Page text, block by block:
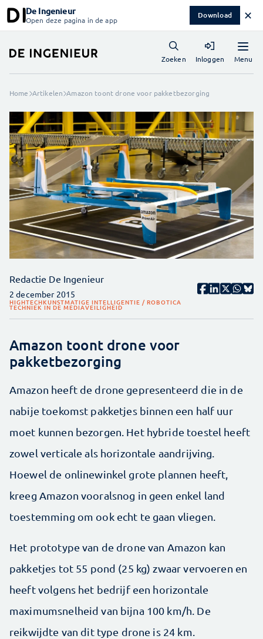
De Ingenieur
Open deze pagina in de app Download ✕
Menu
Zoeken Inloggen
Home Artikelen Amazon toont drone voor pakketbezorging
Redactie De Ingenieur
2 december 2015
HIGHTECHKUNSTMATIGE INTELLIGENTIE / ROBOTICA
TECHNIEK IN DE MEDIAVEILIGHEID
Amazon toont drone voor
pakketbezorging
Amazon heeft de drone gepresenteerd die in de
nabije toekomst pakketjes binnen een half uur
moet kunnen bezorgen. Het hybride toestel heeft
zowel verticale als horizontale aandrijving.
Hoewel de onlinewinkel grote plannen heeft,
kreeg Amazon vooralsnog in geen enkel land
toestemming om ook echt te gaan vliegen.
Het prototype van de drone van Amazon kan
pakketjes tot 55 pond (25 kg) zwaar vervoeren en
heeft volgens het bedrijf een horizontale
maximumsnelheid van bijna 100 km/h. De
reikwijdte van dit type drone is 24 km.